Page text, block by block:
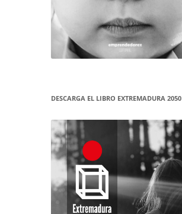
DESCARGA EL LIBRO EXTREMADURA 2050